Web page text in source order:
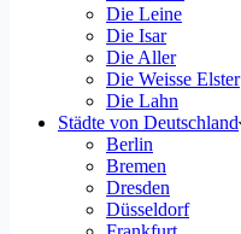
Die Leine
Die Isar
Die Aller
Die Weisse Elster
Die Lahn
Städte von Deutschland
Berlin
Bremen
Dresden
Düsseldorf